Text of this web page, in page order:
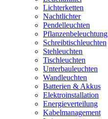
Lichterketten
Nachtlichter
Pendelleuchten
Pflanzenbeleuchtung
Schreibtischleuchten
Stehleuchten
Tischleuchten
Unterbauleuchten
Wandleuchten
Batterien & Akkus
Elektroinstallation
Energieverteilung
Kabelmanagement